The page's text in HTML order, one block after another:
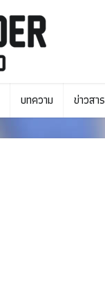
บทความ ข่าวสาร